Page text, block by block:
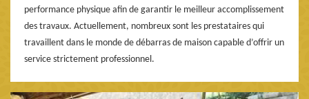
performance physique afin de garantir le meilleur accomplissement
des travaux. Actuellement, nombreux sont les prestataires qui
travaillent dans le monde de débarras de maison capable d’offrir un
service strictement professionnel.